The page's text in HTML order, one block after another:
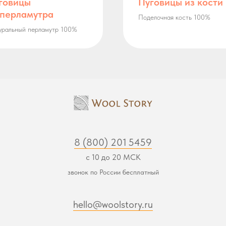
перламутр 100%
Поделочная кость 100%
8 (800) 201 5459
с 10 до 20 МСК
звонок по России бесплатный
hello@woolstory.ru